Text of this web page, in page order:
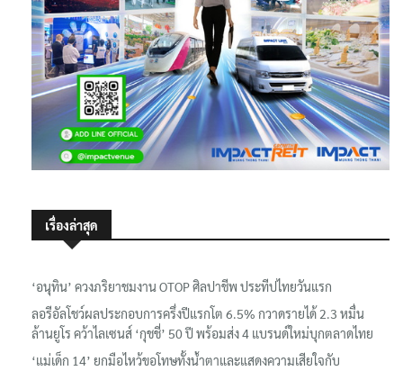
เรื่องล่าสุด
‘อนุทิน’ ควงภริยาชมงาน OTOP ศิลปาชีพ ประทีปไทยวันแรก
ลอรีอัลโชว์ผลประกอบการครึ่งปีแรกโต 6.5% กวาดรายได้ 2.3 หมื่น
ล้านยูโร คว้าไลเซนส์ ‘กุชชี่’ 50 ปี พร้อมส่ง 4 แบรนด์ใหม่บุกตลาดไทย
‘แม่เด็ก 14’ ยกมือไหว้ขอโทษทั้งน้ำตาและแสดงความเสียใจกับ